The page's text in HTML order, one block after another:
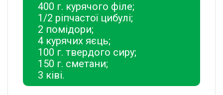
400 г. курячого філе;
1/2 ріпчастої цибулі;
2 помідори;
4 курячих яєць;
100 г. твердого сиру;
150 г. сметани;
3 ківі.